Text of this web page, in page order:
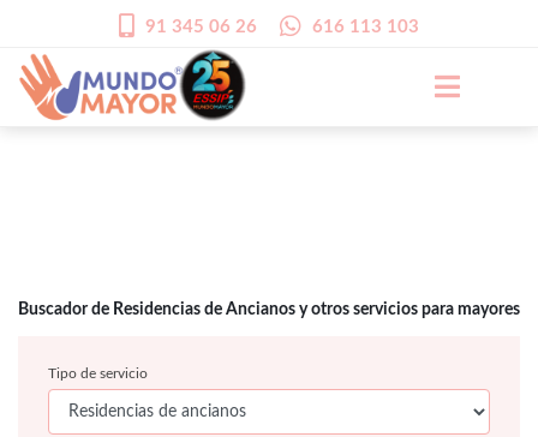
91 345 06 26 616 113 103
Buscador de Residencias de Ancianos y otros servicios para mayores
Tipo de servicio